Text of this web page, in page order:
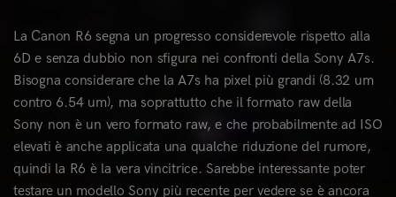
La Canon R6 segna un progresso considerevole rispetto alla
6D e senza dubbio non sfigura nei confronti della Sony A7s.
Bisogna considerare che la A7s ha pixel più grandi (8.32 um
contro 6.54 um), ma soprattutto che il formato raw della
Sony non è un vero formato raw, e che probabilmente ad ISO
elevati è anche applicata una qualche riduzione del rumore,
quindi la R6 è la vera vincitrice. Sarebbe interessante poter
testare un modello Sony più recente per vedere se è ancora